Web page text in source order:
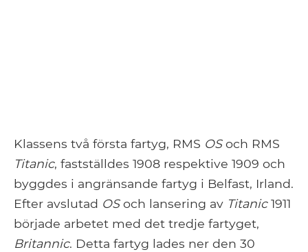
Klassens två första fartyg, RMS OSoch RMS
Titanic, fastställdes 1908 respektive 1909 och
byggdes i angränsande fartyg i Belfast, Irland.
Efter avslutad OSoch lansering av Titanic1911
började arbetet med det tredje fartyget,
Britannic. Detta fartyg lades ner den 30